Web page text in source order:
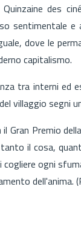
des
sentimentale
dove le
capitalismo.
tra interni ed
villaggio segni
Gran Premio
il cosa,
cogliere ogni
dell'anima.